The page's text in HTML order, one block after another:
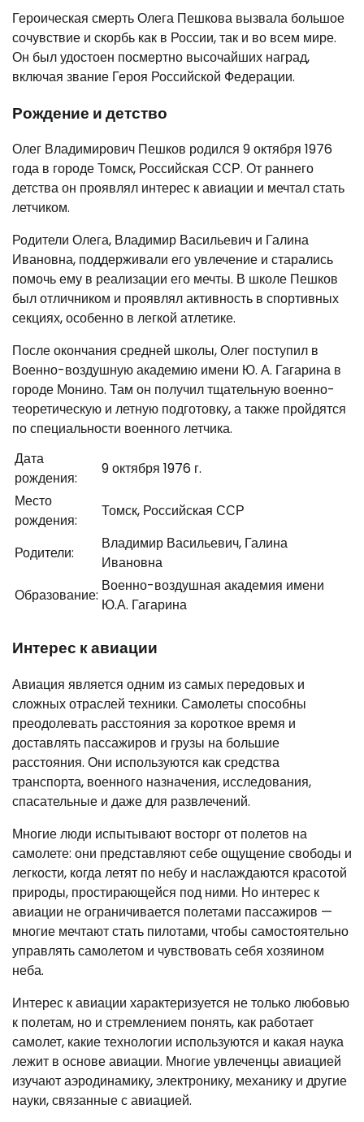
Героическая смерть Олега Пешкова вызвала большое
сочувствие и скорбь как в России, так и во всем мире.
Он был удостоен посмертно высочайших наград,
включая звание Героя Российской Федерации.
Рождение и детство
Олег Владимирович Пешков родился 9 октября 1976
года в городе Томск, Российская ССР. От раннего
детства он проявлял интерес к авиации и мечтал стать
летчиком.
Родители Олега, Владимир Васильевич и Галина
Ивановна, поддерживали его увлечение и старались
помочь ему в реализации его мечты. В школе Пешков
был отличником и проявлял активность в спортивных
секциях, особенно в легкой атлетике.
После окончания средней школы, Олег поступил в
Военно-воздушную академию имени Ю. А. Гагарина в
городе Монино. Там он получил тщательную военно-
теоретическую и летную подготовку, а также пройдятся
по специальности военного летчика.
Дата
рождения:
9 октября 1976 г.
Место
рождения:
Томск, Российская ССР
Родители:
Владимир Васильевич, Галина
Ивановна
Образование:
Военно-воздушная академия имени
Ю.А. Гагарина
Интерес к авиации
Авиация является одним из самых передовых и
сложных отраслей техники. Самолеты способны
преодолевать расстояния за короткое время и
доставлять пассажиров и грузы на большие
расстояния. Они используются как средства
транспорта, военного назначения, исследования,
спасательные и даже для развлечений.
Многие люди испытывают восторг от полетов на
самолете: они представляют себе ощущение свободы и
легкости, когда летят по небу и наслаждаются красотой
природы, простирающейся под ними. Но интерес к
авиации не ограничивается полетами пассажиров —
многие мечтают стать пилотами, чтобы самостоятельно
управлять самолетом и чувствовать себя хозяином
неба.
Интерес к авиации характеризуется не только любовью
к полетам, но и стремлением понять, как работает
самолет, какие технологии используются и какая наука
лежит в основе авиации. Многие увлеченцы авиацией
изучают аэродинамику, электронику, механику и другие
науки, связанные с авиацией.